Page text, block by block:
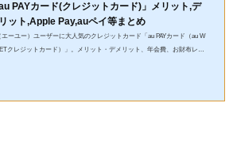
au PAYカード(クレジットカード)」メリット,デ
ット,Apple Pay,auペイ等まとめ
エーユー）ユーザーに大人気のクレジットカード「au PAYカード（au W
クレジットカード）」。メリット・デメリット、年会費、お財布レス